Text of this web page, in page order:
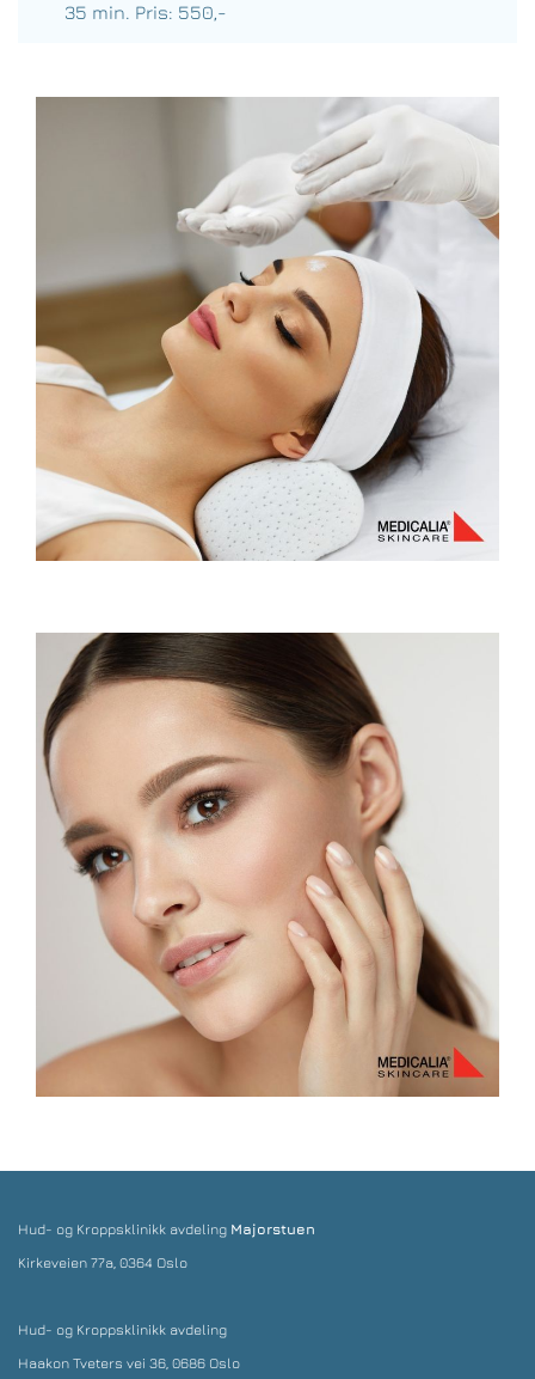
35 min. Pris: 550,-
Hud- og Kroppsklinikk avdeling Majorstuen
Kirkeveien 77a, 0364 Oslo
Hud- og Kroppsklinikk avdeling
Haakon Tveters vei 36, 0686 Oslo